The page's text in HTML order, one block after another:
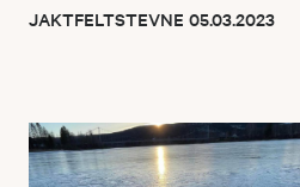
JAKTFELTSTEVNE 05.03.2023